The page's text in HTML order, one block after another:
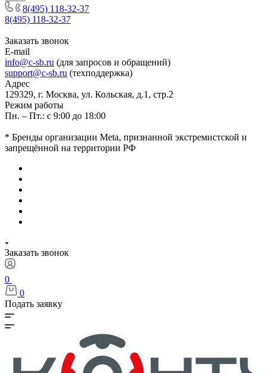
8(495) 118-32-37
8(495) 118-32-37
Заказать звонок
E-mail
info@c-sb.ru (для запросов и обращений)
support@c-sb.ru (техподдержка)
Адрес
129329, г. Москва, ул. Кольская, д.1, стр.2
Режим работы
Пн. – Пт.: с 9:00 до 18:00
* Бренды организации Meta, признанной экстремистской и
запрещённой на территории РФ
Заказать звонок
0
0
Подать заявку